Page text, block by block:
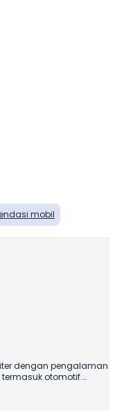
mobil
dengan pengalaman
otomotif.
oleh pembaca.